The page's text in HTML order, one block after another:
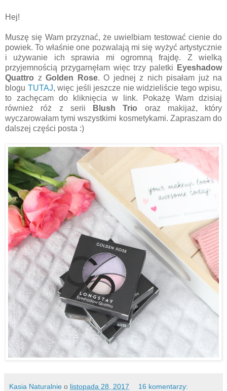
Hej!
Muszę się Wam przyznać, że uwielbiam testować cienie do
powiek. To właśnie one pozwalają mi się wyżyć artystycznie
i używanie ich sprawia mi ogromną frajdę. Z wielką
przyjemnością przygarnęłam więc trzy paletki
Eyeshadow
Quattro z Golden Rose. O jednej z nich pisałam już na
blogu TUTAJ, więc jeśli jeszcze nie widzieliście tego wpisu,
to zachęcam do kliknięcia w link. Pokażę Wam dzisiaj
również róż z serii
Blush Trio oraz makijaż, który
wyczarowałam tymi wszystkimi kosmetykami. Zapraszam do
dalszej części posta :)
Kasia Naturalnie o listopada 28, 2017 16 komentarzy: